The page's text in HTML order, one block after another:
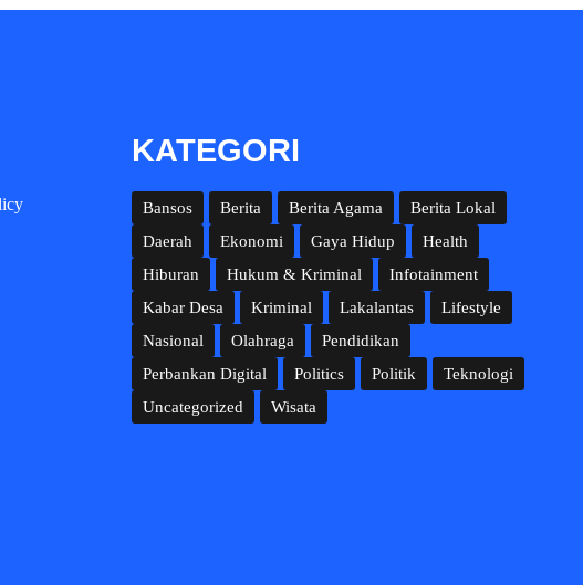
KATEGORI
Bansos Berita Berita Agama
Berita Lokal
Daerah
Ekonomi Gaya Hidup
Health
Hiburan
Hukum & Kriminal
Infotainment
Kabar Desa
Kriminal Lakalantas
Lifestyle
Nasional
Olahraga
Pendidikan
Perbankan Digital
Politics Politik
Teknologi
Uncategorized
Wisata